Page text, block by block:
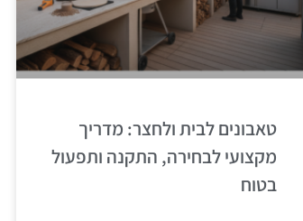
טאבונים לבית ולחצר: מדריך
מקצועי לבחירה, התקנה ותפעול
בטוח